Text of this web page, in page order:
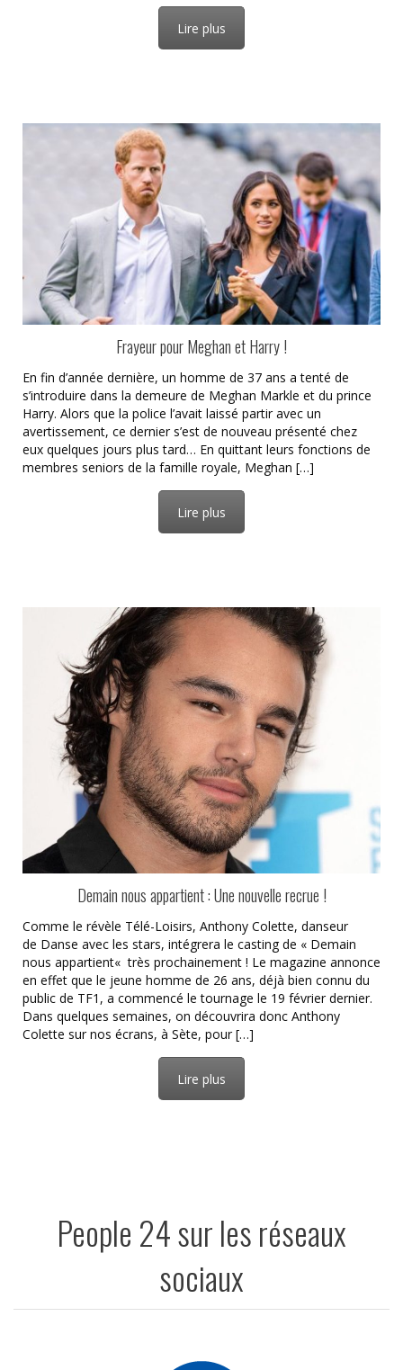
Lire plus
Frayeur pour Meghan et Harry !
En fin d’année dernière, un homme de 37 ans a tenté de
s’introduire dans la demeure de Meghan Markle et du prince
Harry. Alors que la police l’avait laissé partir avec un
avertissement, ce dernier s’est de nouveau présenté chez
eux quelques jours plus tard… En quittant leurs fonctions de
membres seniors de la famille royale, Meghan […]
Lire plus
Demain nous appartient : Une nouvelle recrue !
Comme le révèle Télé-Loisirs, Anthony Colette, danseur
de Danse avec les stars, intégrera le casting de « Demain
nous appartient« très prochainement ! Le magazine annonce
en effet que le jeune homme de 26 ans, déjà bien connu du
public de TF1, a commencé le tournage le 19 février dernier.
Dans quelques semaines, on découvrira donc Anthony
Colette sur nos écrans, à Sète, pour […]
Lire plus
People 24 sur les réseaux
sociaux